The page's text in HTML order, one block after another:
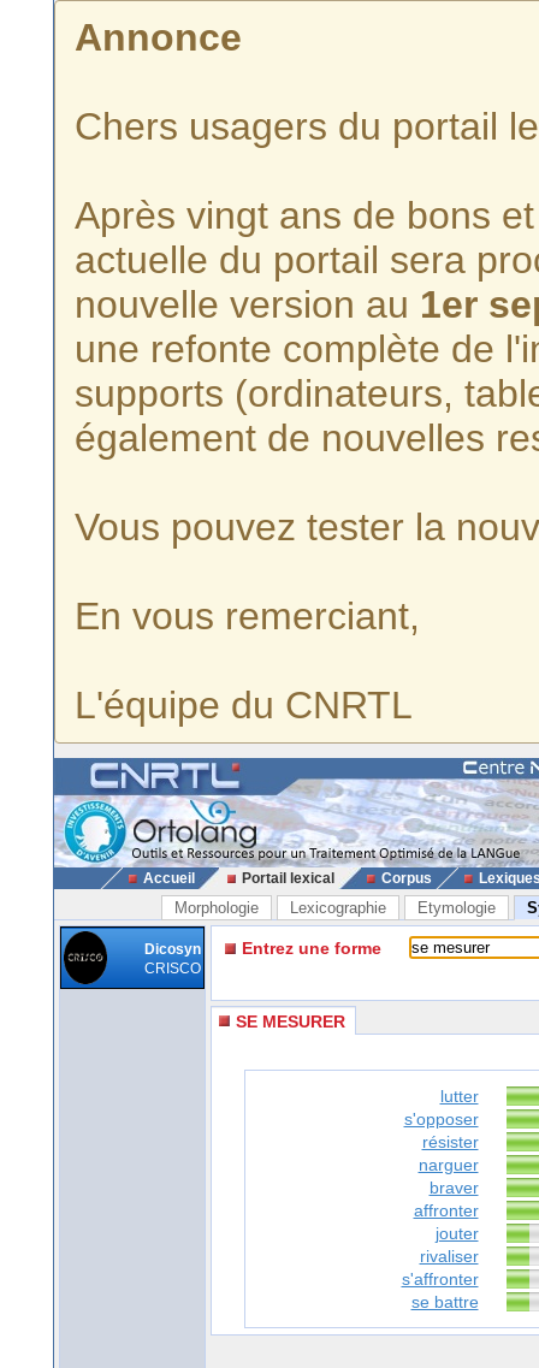
Annonce
Chers usagers du portail
Après vingt ans de bons
actuelle du portail sera
nouvelle version au 1er
une refonte complète de
supports (ordinateurs,
également de nouvelles
Vous pouvez tester la
En vous remerciant,
L'équipe du CNRTL
Accueil Portail lexical Corpus
Morphologie Lexicographie Etymologie
Dicosyn
CRISCO
Entrez une forme
SE MESURER
lutter
s'opposer
résister
narguer
braver
affronter
jouter
rivaliser
s'affronter
se battre